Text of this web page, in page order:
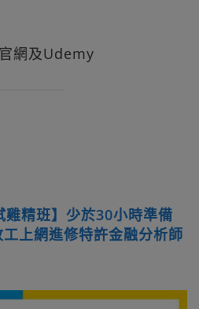
網及Udemy
雞精班】少於30小時準備
上網進修特許金融分析師